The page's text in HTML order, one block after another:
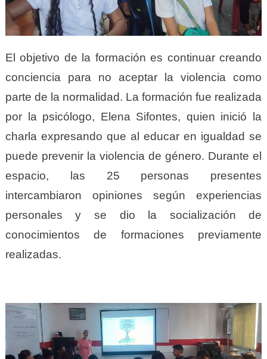
El objetivo de la formación es continuar creando
conciencia para no aceptar la violencia como
parte de la normalidad. La formación fue realizada
por la psicólogo, Elena Sifontes, quien inició la
charla expresando que al educar en igualdad se
puede prevenir la violencia de género. Durante el
espacio, las 25 personas presentes
intercambiaron opiniones según experiencias
personales y se dio la socialización de
conocimientos de formaciones previamente
realizadas.